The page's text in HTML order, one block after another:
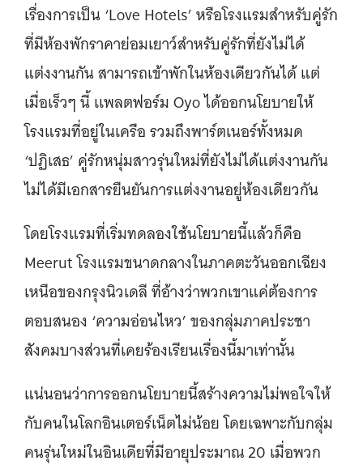
เรื่องการเป็น ‘Love Hotels’ หรือโรงแรมสำหรับคู่รัก
ที่มีห้องพักราคาย่อมเยาว์สำหรับคู่รักที่ยังไม่ได้
แต่งงานกัน สามารถเข้าพักในห้องเดียวกันได้ แต่
เมื่อเร็วๆ นี้ เเพลตฟอร์ม Oyo ได้ออกนโยบายให้
โรงแรมที่อยู่ในเครือ รวมถึงพาร์ตเนอร์ทั้งหมด
‘ปฏิเสธ’ คู่รักหนุ่มสาวรุ่นใหม่ที่ยังไม่ได้แต่งงานกัน
ไม่ได้มีเอกสารยืนยันการแต่งงานอยู่ห้องเดียวกัน
โดยโรงแรมที่เริ่มทดลองใช้นโยบายนี้แล้วก็คือ
Meerut โรงแรมขนาดกลางในภาคตะวันออกเฉียง
เหนือของกรุงนิวเดลี ที่อ้างว่าพวกเขาแค่ต้องการ
ตอบสนอง ‘ความอ่อนไหว’ ของกลุ่มภาคประชา
สังคมบางส่วนที่เคยร้องเรียนเรื่องนี้มาเท่านั้น
แน่นอนว่าการออกนโยบายนี้สร้างความไม่พอใจให้
กับคนในโลกอินเตอร์เน็ตไม่น้อย โดยเฉพาะกับกลุ่ม
คนรุ่นใหม่ในอินเดียที่มีอายุประมาณ 20 เมื่อพวก